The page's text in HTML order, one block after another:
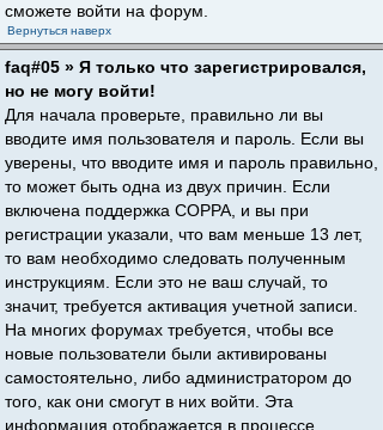
сможете войти на форум.
Вернуться наверх
faq#05 » Я только что зарегистрировался,
но не могу войти!
Для начала проверьте, правильно ли вы
вводите имя пользователя и пароль. Если вы
уверены, что вводите имя и пароль правильно,
то может быть одна из двух причин. Если
включена поддержка COPPA, и вы при
регистрации указали, что вам меньше 13 лет,
то вам необходимо следовать полученным
инструкциям. Если это не ваш случай, то
значит, требуется активация учетной записи.
На многих форумах требуется, чтобы все
новые пользователи были активированы
самостоятельно, либо администратором до
того, как они смогут в них войти. Эта
информация отображается в процессе